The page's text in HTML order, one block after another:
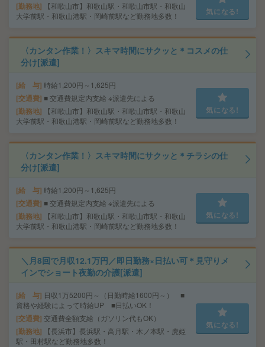
勤務地
【和歌山市】和歌山駅・和歌山市駅・和歌山
大学前駅・和歌山港駅・岡崎前駅など勤務地多数！
気になる!
〈カンタン作業！〉スキマ時間にサクッと＊コスメの仕
分け[派遣]
給 与 時給1,200円～1,625円
交通費 ■ 交通費規定内支給 ※派遣先による
勤務地
【和歌山市】和歌山駅・和歌山市駅・和歌山
大学前駅・和歌山港駅・岡崎前駅など勤務地多数！
気になる!
〈カンタン作業！〉スキマ時間にサクッと＊チラシの仕
分け[派遣]
給 与 時給1,200円～1,625円
交通費 ■ 交通費規定内支給 ※派遣先による
勤務地
【和歌山市】和歌山駅・和歌山市駅・和歌山
大学前駅・和歌山港駅・岡崎前駅など勤務地多数！
気になる!
＼月8回で月収12.1万円／即日勤務×日払い可＊見守りメ
インでショート夜勤の介護[派遣]
給 与 日収1万5200円～（日勤時給1600円～） ■
資格や経験によって時給UP ■日払いOK！
交通費 交通費全額支給（ガソリン代もOK）
勤務地
【長浜市】長浜駅・高月駅・木ノ本駅・虎姫
駅・田村駅など勤務地多数！
気になる!